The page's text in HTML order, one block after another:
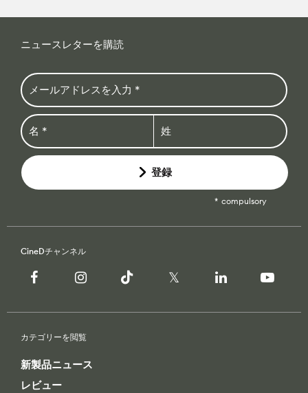
ニュースレターを購読
登録
compulsory
CineDチャンネル
カテゴリーを閲覧
新製品ニュース
レビュー